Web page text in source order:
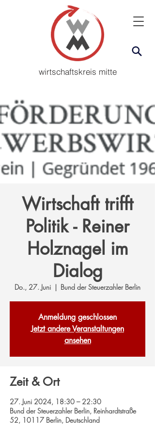
wirtschaftskreis mitte
Wirtschaft trifft
Politik - Reiner
Holznagel im
Dialog
Do., 27. Juni
  |
Bund der Steuerzahler Berlin
Anmeldung geschlossen
Jetzt andere Veranstaltungen
ansehen
Zeit & Ort
27. Juni 2024, 18:30 – 22:30
Bund der Steuerzahler Berlin, Reinhardtstraße
52, 10117 Berlin, Deutschland